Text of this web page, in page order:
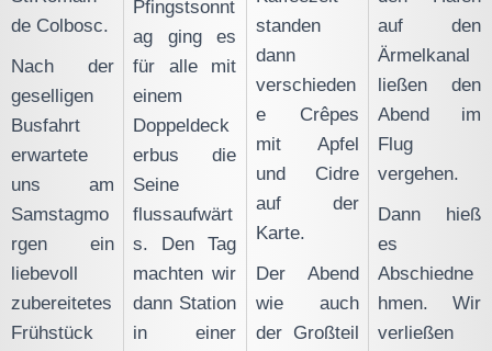
de Colbosc.
Nach der
geselligen
Busfahrt
erwartete
uns am
Samstagmo
rgen ein
liebevoll
zubereitetes
Frühstück
Pfingstsonnt
ag ging es
für alle mit
einem
Doppeldeck
erbus die
Seine
flussaufwärt
s. Den Tag
machten wir
dann Station
in einer
standen
dann
verschieden
e Crêpes
mit Apfel
und Cidre
auf der
Karte.
Der Abend
wie auch
der Großteil
auf den
Ärmelkanal
ließen den
Abend im
Flug
vergehen.
Dann hieß
es
Abschiedne
hmen. Wir
verließen